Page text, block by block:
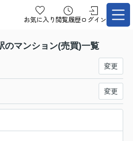
お気に入り 閲覧履歴ログイン
のマンション(売買)一覧
変更
変更